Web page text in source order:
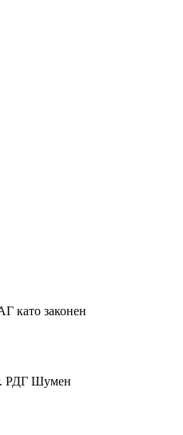
като законен
РДГ Шумен